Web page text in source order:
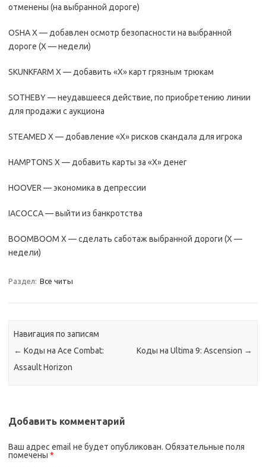
отменены (на выбранной дороге)
OSHA X — добавлен осмотр безопасности на выбранной
дороге (Х — недели)
SKUNKFARM X — добавить «Х» карт грязным трюкам
SOTHEBY — неудавшееся действие, по приобретению линии
для продажи с аукциона
STEAMED X — добавление «Х» рисков скандала для игрока
HAMPTONS X — добавить карты за «Х» денег
HOOVER — экономика в депрессии
IACOCCA — выйти из банкротства
BOOMBOOM X — сделать саботаж выбранной дороги (X —
недели)
Раздел: Все читы
Навигация по записям
← Коды на Ace Combat:
Assault Horizon
Коды на Ultima 9: Ascension →
Добавить комментарий
Ваш адрес email не будет опубликован. Обязательные поля
помечены *